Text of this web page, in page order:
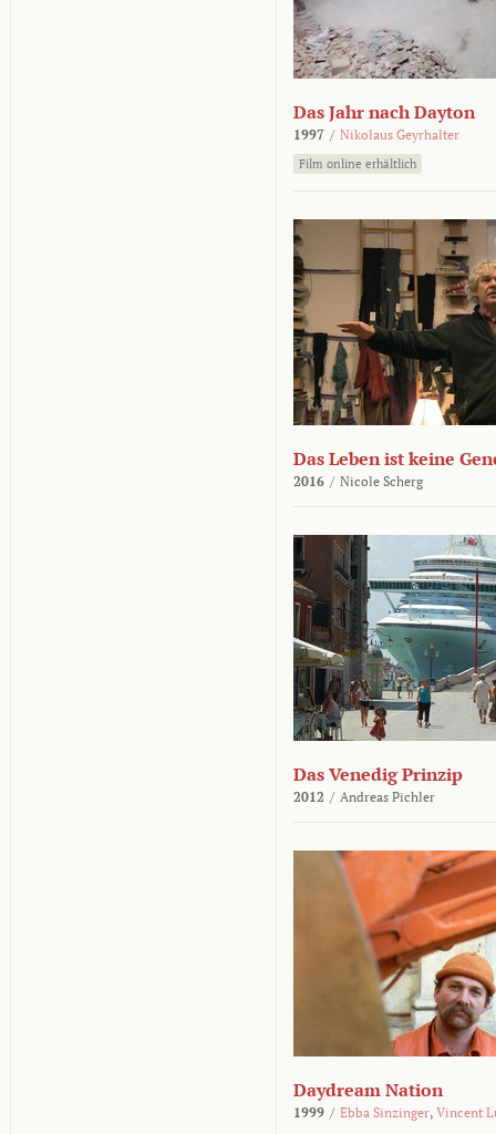
Das Jahr nach Dayton
1997 / Nikolaus Geyrhalter
Film online erhältlich
Das Leben ist keine
2016 / Nicole Scherg
Das Venedig Prinzip
2012 / Andreas Pichler
Daydream Nation
1999 / Ebba Sinzinger, Vincent